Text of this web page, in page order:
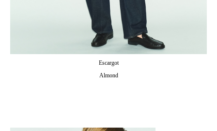
Escargot
Almond